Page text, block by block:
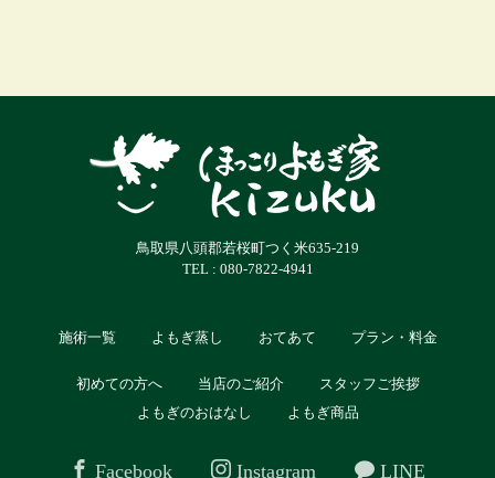
鳥取県八頭郡若桜町つく米635-219
TEL : 080-7822-4941
施術一覧 よもぎ蒸し おてあて プラン・料金
初めての方へ 当店のご紹介
スタッフご挨拶
よもぎのおはなし
よもぎ商品
Facebook Instagram LINE